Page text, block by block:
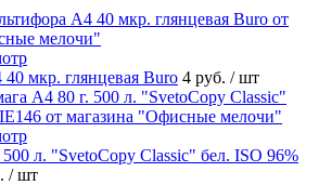
мкр. глянцевая Buro 4 руб. / шт
л. "SvetoCopy Classic" бел. ISO 96%
/ шт